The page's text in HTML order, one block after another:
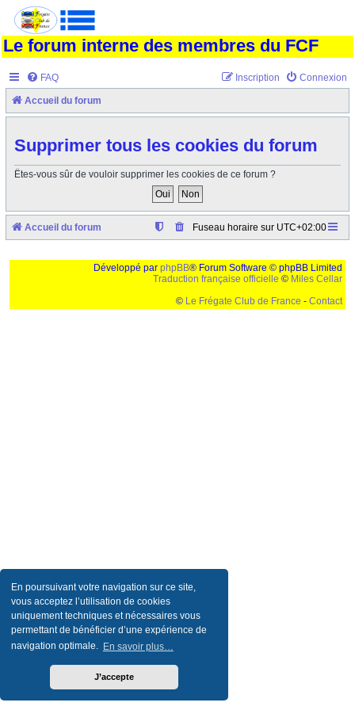
En poursuivant votre navigation sur ce site,
vous acceptez l’utilisation de cookies
uniquement techniques et nécessaires vous
permettant de bénéficier d’une expérience de
navigation optimale. En savoir plus…
J’accepte
Le forum interne des membres du FCF
FAQ Connexion
Inscription
Accueil du forum
Supprimer tous les cookies du forum
Êtes-vous sûr de vouloir supprimer les cookies de ce forum ?
Accueil du forum Fuseau horaire sur UTC+02:00
Développé par phpBB® Forum Software © phpBB Limited
Traduction française officielle © Miles Cellar
© Le Frégate Club de France - Contact